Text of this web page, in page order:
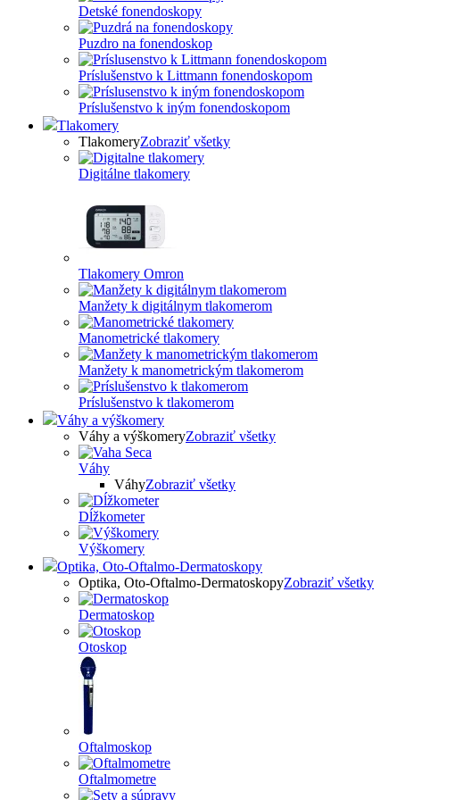
Detské fonendoskopy
Puzdro na fonendoskop
Príslušenstvo k Littmann fonendoskopom
Príslušenstvo k iným fonendoskopom
Tlakomery
TlakomeryZobraziť všetky
Digitálne tlakomery
Tlakomery Omron
Manžety k digitálnym tlakomerom
Manometrické tlakomery
Manžety k manometrickým tlakomerom
Príslušenstvo k tlakomerom
Váhy a výškomery
Váhy a výškomeryZobraziť všetky
Váhy
VáhyZobraziť všetky
Dĺžkometer
Výškomery
Optika, Oto-Oftalmo-Dermatoskopy
Optika, Oto-Oftalmo-DermatoskopyZobraziť všetky
Dermatoskop
Otoskop
Oftalmoskop
Oftalmometre